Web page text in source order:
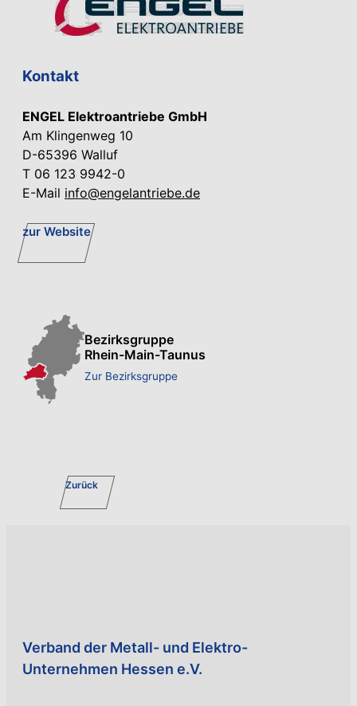
Kontakt
ENGEL Elektroantriebe GmbH
Am Klingenweg 10
D-65396 Walluf
T 06 123 9942-0
E-Mail info@engelantriebe.de
zur Website
Bezirksgruppe
Rhein-Main-Taunus
Zur Bezirksgruppe
Zurück
Verband der Metall- und Elektro-
Unternehmen Hessen e.V.